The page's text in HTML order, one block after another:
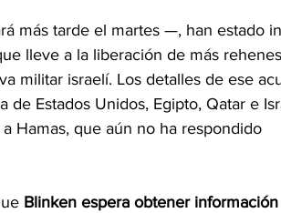
más tarde el martes —, han estado
lleve a la liberación de más
militar israelí. Los detalles de ese
Estados Unidos, Egipto, Qatar e
Hamas, que aún no ha respondido
Blinken espera obtener información